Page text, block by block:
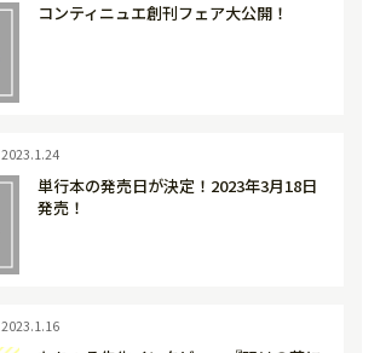
コンティニュエ創刊フェア大公開！
2023.1.24
単行本の発売日が決定！2023年3月18日
発売！
2023.1.16